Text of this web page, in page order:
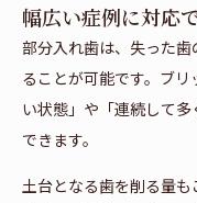
幅広い症例に対応
部分入れ歯は、失った
ることが可能です。ブ
い状態」や「連続して
できます。
土台となる歯を削る量